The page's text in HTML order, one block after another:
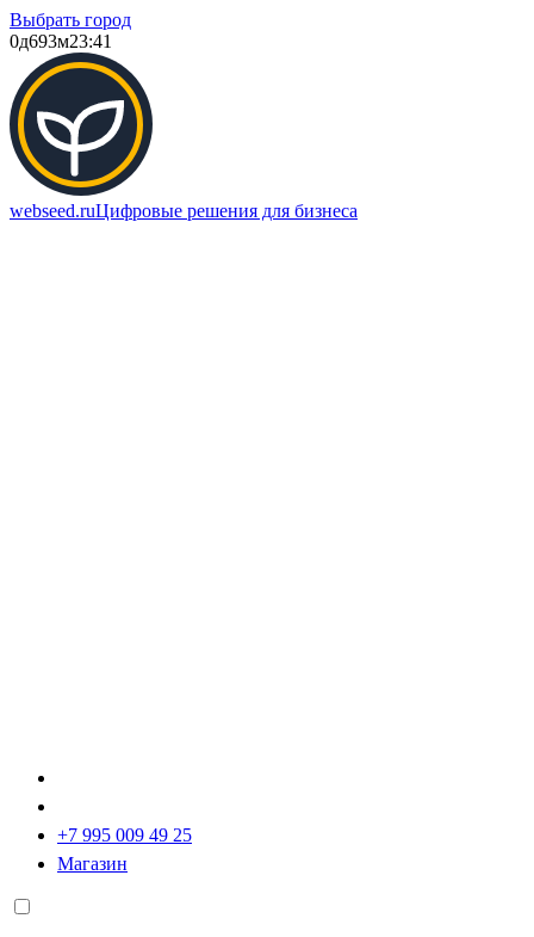
Выбрать город
0д693м23:41
webseed.ruЦифровые решения для бизнеса
+7 995 009 49 25
Магазин